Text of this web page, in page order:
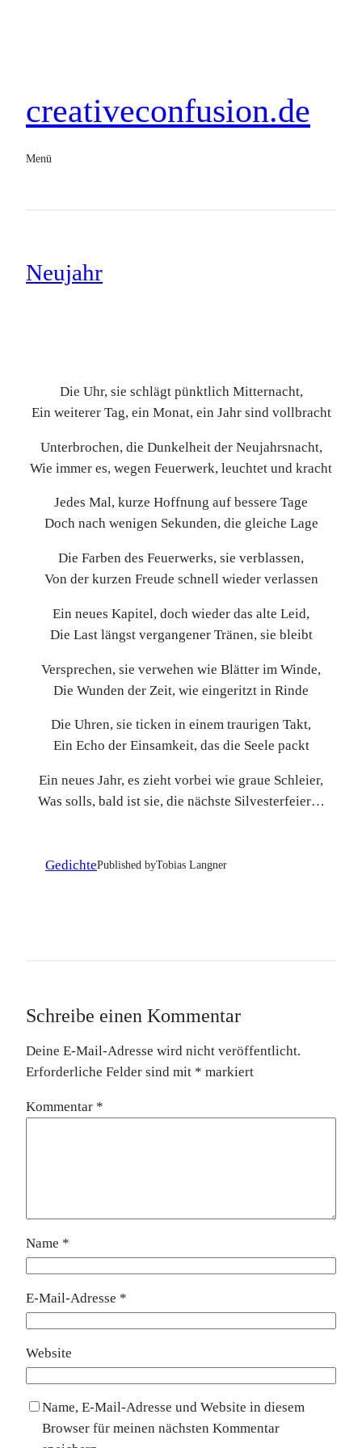
creativeconfusion.de
Menü
Neujahr
Die Uhr, sie schlägt pünktlich Mitternacht,
Ein weiterer Tag, ein Monat, ein Jahr sind vollbracht
Unterbrochen, die Dunkelheit der Neujahrsnacht,
Wie immer es, wegen Feuerwerk, leuchtet und kracht
Jedes Mal, kurze Hoffnung auf bessere Tage
Doch nach wenigen Sekunden, die gleiche Lage
Die Farben des Feuerwerks, sie verblassen,
Von der kurzen Freude schnell wieder verlassen
Ein neues Kapitel, doch wieder das alte Leid,
Die Last längst vergangener Tränen, sie bleibt
Versprechen, sie verwehen wie Blätter im Winde,
Die Wunden der Zeit, wie eingeritzt in Rinde
Die Uhren, sie ticken in einem traurigen Takt,
Ein Echo der Einsamkeit, das die Seele packt
Ein neues Jahr, es zieht vorbei wie graue Schleier,
Was solls, bald ist sie, die nächste Silvesterfeier…
GedichtePublished byTobias Langner
Schreibe einen Kommentar
Deine E-Mail-Adresse wird nicht veröffentlicht.
Erforderliche Felder sind mit * markiert
Kommentar *
Name *
E-Mail-Adresse *
Website
Name, E-Mail-Adresse und Website in diesem
Browser für meinen nächsten Kommentar